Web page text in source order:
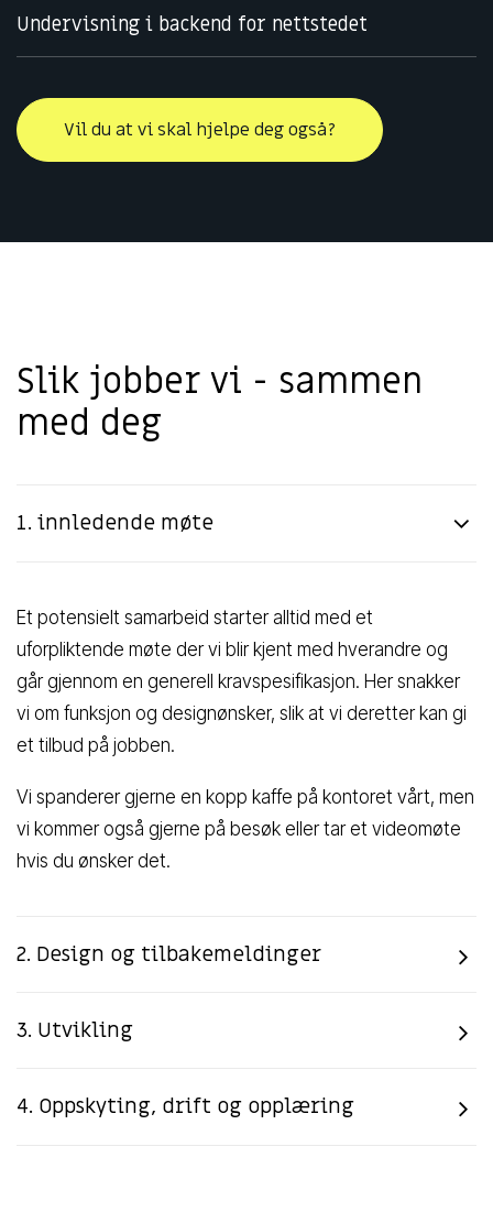
Undervisning i backend for nettstedet
Vil du at vi skal hjelpe deg også?
Slik jobber vi - sammen
med deg
1. innledende møte
Et potensielt samarbeid starter alltid med et
uforpliktende møte der vi blir kjent med hverandre og
går gjennom en generell kravspesifikasjon. Her snakker
vi om funksjon og designønsker, slik at vi deretter kan gi
et tilbud på jobben.
Vi spanderer gjerne en kopp kaffe på kontoret vårt, men
vi kommer også gjerne på besøk eller tar et videomøte
hvis du ønsker det.
2. Design og tilbakemeldinger
3. Utvikling
4. Oppskyting, drift og opplæring